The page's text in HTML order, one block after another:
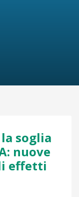
la soglia
nuove
effetti